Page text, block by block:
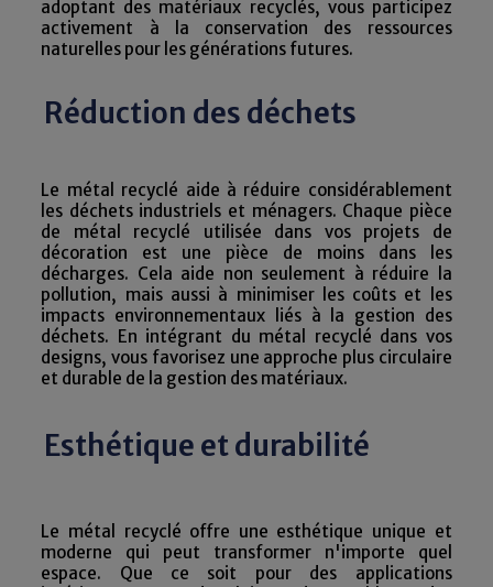
adoptant des matériaux recyclés, vous participez
activement à la conservation des ressources
naturelles pour les générations futures.
Réduction des déchets
Le métal recyclé aide à réduire considérablement
les déchets industriels et ménagers. Chaque pièce
de métal recyclé utilisée dans vos projets de
décoration est une pièce de moins dans les
décharges. Cela aide non seulement à réduire la
pollution, mais aussi à minimiser les coûts et les
impacts environnementaux liés à la gestion des
déchets. En intégrant du métal recyclé dans vos
designs, vous favorisez une approche plus circulaire
et durable de la gestion des matériaux.
Esthétique et durabilité
Le métal recyclé offre une esthétique unique et
moderne qui peut transformer n'importe quel
espace. Que ce soit pour des applications